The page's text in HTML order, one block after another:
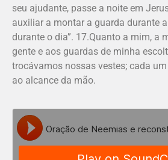
seu ajudante, passe a noite em
auxiliar a montar a guarda durante
durante o dia”. 17.Quanto a mim, a
gente e aos guardas de minha
trocávamos nossas vestes; cada
ao alcance da mão.